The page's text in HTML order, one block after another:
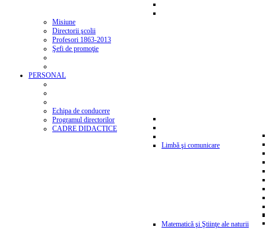
Misiune
Directorii şcolii
Profesori 1863-2013
Şefi de promoţie
PERSONAL
Echipa de conducere
Programul directorilor
CADRE DIDACTICE
Limbă şi comunicare
Matematică şi Ştiinţe ale naturii